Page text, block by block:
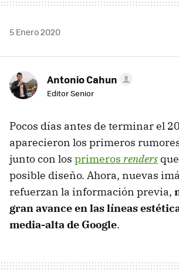
5 Enero 2020
Antonio Cahun
Editor Senior
Pocos días antes de terminar el
aparecieron los primeros
junto con los primeros renders
posible diseño. Ahora, nuevas
refuerzan la información previa,
gran avance en las líneas
media-alta de Google.